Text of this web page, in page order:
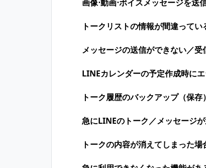
画像⋅動画⋅ボイスメッセージを送
トークリストの情報が間違ってい
メッセージの送信ができない／受
LINEカレンダーの予定作成時に
トーク履歴のバックアップ（保
急にLINEのトーク／メッセージ
トークの内容が消えてしまった場